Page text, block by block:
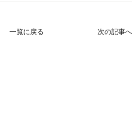
一覧に戻る 次の記事へ